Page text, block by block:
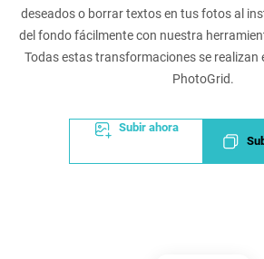
deseados o borrar textos en tus fotos al
del fondo fácilmente con nuestra
Todas estas transformaciones se realizan
PhotoGrid.
Subir ahora